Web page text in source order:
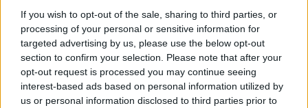
If you wish to opt-out of the sale, sharing to third parties, or
processing of your personal or sensitive information for
targeted advertising by us, please use the below opt-out
section to confirm your selection. Please note that after your
opt-out request is processed you may continue seeing
interest-based ads based on personal information utilized by
us or personal information disclosed to third parties prior to
ΙΣΡΑΗΛ ΛΙΒΑΝΟΣ ΧΕΖΜΠΟΛΑΧ